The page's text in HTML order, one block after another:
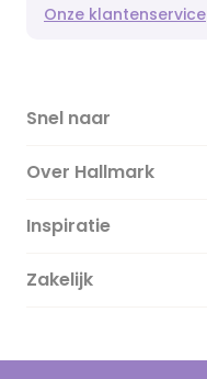
Onze klantenservice
Snel naar
Over Hallmark
Over ons
Duurzaamheid
Inspiratie
Magazine
Cadeau inspiratie
Zakelijk